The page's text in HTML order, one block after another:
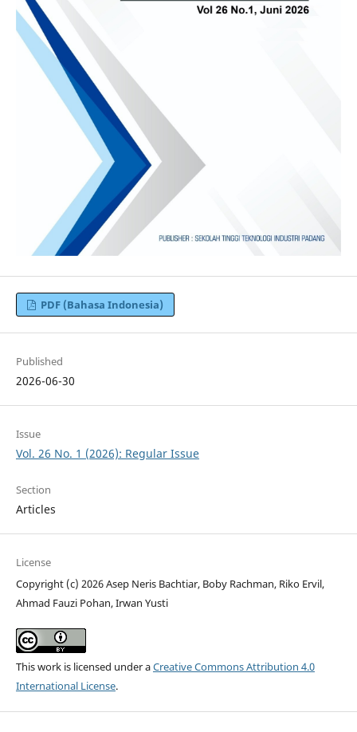
PDF (Bahasa Indonesia)
Published
2026-06-30
Issue
Vol. 26 No. 1 (2026): Regular Issue
Section
Articles
License
Copyright (c) 2026 Asep Neris Bachtiar, Boby Rachman, Riko Ervil,
Ahmad Fauzi Pohan, Irwan Yusti
This work is licensed under aCreative Commons Attribution 4.0
International License.